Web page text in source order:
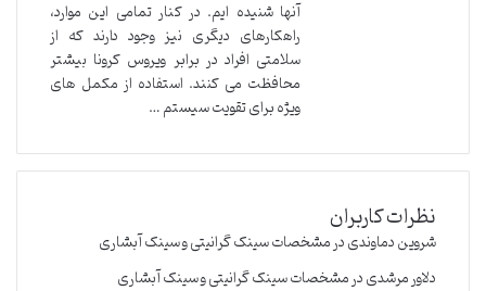
آنها شنیده ایم. در کنار تمامی این موارد،
راهکارهای دیگری نیز وجود دارند که از
سلامتی افراد در برابر ویروس کرونا بیشتر
محافظت می کنند. استفاده از مکمل های
ویژه برای تقویت سیستم …
نظرات کاربران
شروین دماوندیدرمشخصات سینک گرانیتی و سینک آبشاری
دلاور مرشدیدرمشخصات سینک گرانیتی و سینک آبشاری